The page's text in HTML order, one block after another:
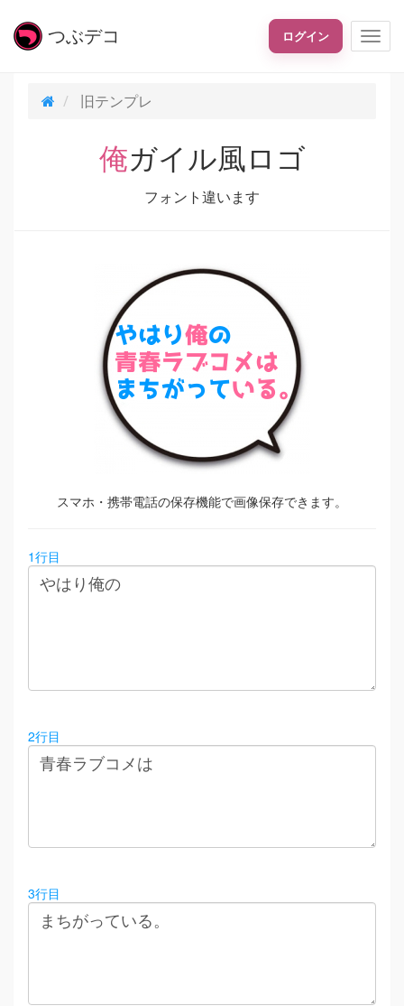
つぶデコ ログイン
旧テンプレ
俺ガイル風ロゴ
フォント違います